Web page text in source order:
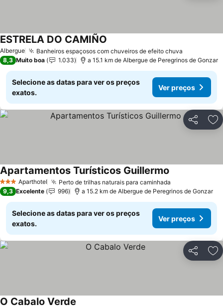
Albergue Banheiros espaçosos com chuveiros de efeito chuva
ESTRELA DO CAMIÑO
8,3 Muito boa 1.033 a 15.1 km de Albergue de Peregrinos de Gonzar
Selecione as datas para ver os preços
exatos.
Ver preços
Partilhar
3 EstrelasAparthotel Perto de trilhas naturais para caminhada
Apartamentos Turísticos Guillermo
9,3 Excelente 996 a 15.2 km de Albergue de Peregrinos de Gonzar
Selecione as datas para ver os preços
exatos.
Ver preços
Partilhar
O Cabalo Verde